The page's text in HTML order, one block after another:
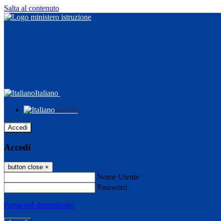
Salta al contenuto
Italiano
Italiano
Accedi
Accedi
button close ×
Nome Utente
Password
Password dimenticata?